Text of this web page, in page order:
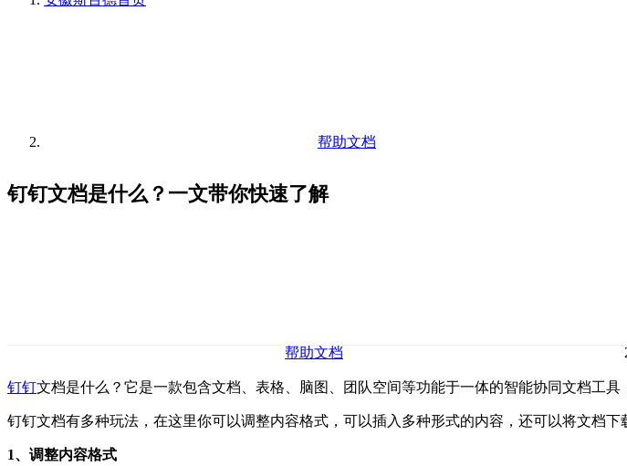
帮助文档
钉钉文档是什么？一文带你快速了解
帮助文档
钉钉文档是什么？它是一款包含文档、表格、脑图、团队空间等功能于一体的智能协同文档工具
钉钉文档有多种玩法，在这里你可以调整内容格式，可以插入多种形式的内容，还可以将文档
1、调整内容格式